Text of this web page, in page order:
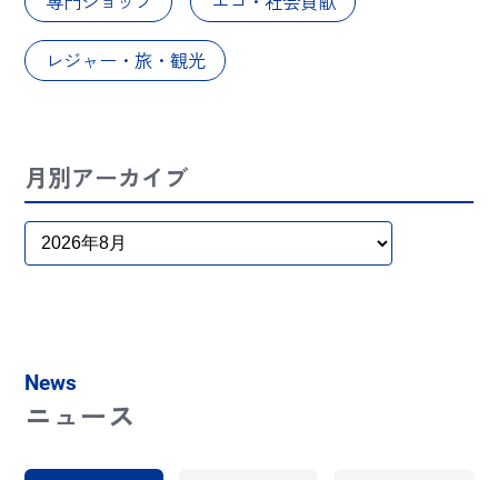
レジャー・旅・観光
月別アーカイブ
News
ニュース